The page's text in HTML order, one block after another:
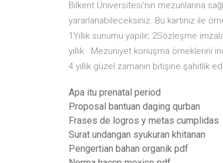
Bilkent Üniversitesi'nin mezunlarına
yararlanabileceksiniz. Bu kartınız ile
1Yıllık sunumu yapılır; 2Sözleşme
yıllık Mezuniyet konuşma örneklerini
4 yıllık güzel zamanın bitişine şahitlik
Apa itu prenatal period
Proposal bantuan daging qurban
Frases de logros y metas cumplidas
Surat undangan syukuran khitanan
Pengertian bahan organik pdf